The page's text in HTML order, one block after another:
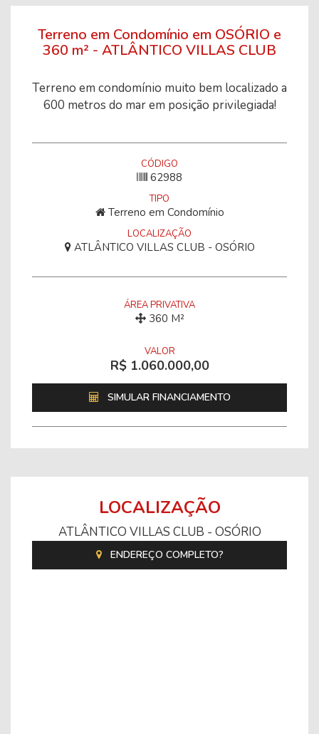
Terreno em Condomínio em OSÓRIO e
360 m² - ATLÂNTICO VILLAS CLUB
Terreno em condomínio muito bem localizado a
600 metros do mar em posição privilegiada!
CÓDIGO
62988
TIPO
Terreno em Condomínio
LOCALIZAÇÃO
ATLÂNTICO VILLAS CLUB - OSÓRIO
ÁREA PRIVATIVA
360 M²
VALOR
R$ 1.060.000,00
SIMULAR FINANCIAMENTO
LOCALIZAÇÃO
ATLÂNTICO VILLAS CLUB - OSÓRIO
ENDEREÇO COMPLETO?